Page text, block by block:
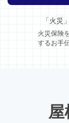
「火災
火災保険
するお手